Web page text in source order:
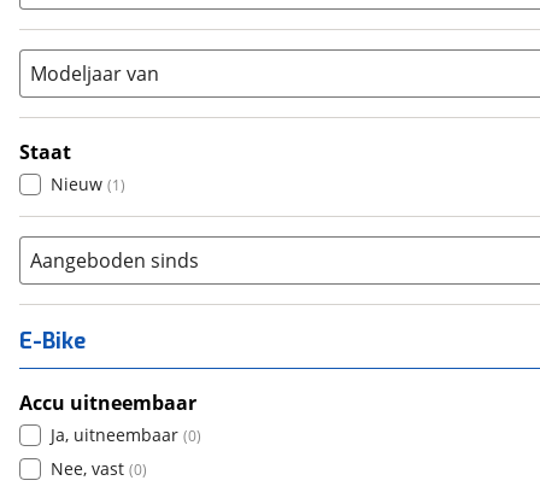
Modeljaar van
Staat
Nieuw (1)
Aangeboden sinds
E-Bike
Accu uitneembaar
Ja, uitneembaar (0)
Nee, vast (0)